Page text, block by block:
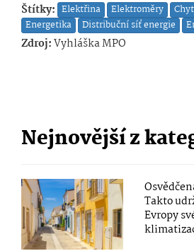
Štítky: Elektřina Elektroměry
Energetika
Distribuční síť energie
Zdroj:Vyhláška MPO
Nejnovější z
Takto
Evropy